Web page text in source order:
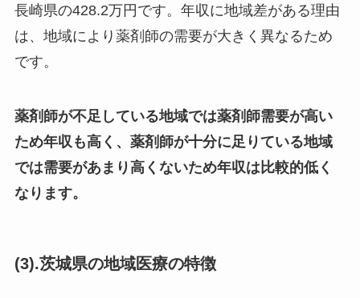
長崎県の428.2万円です。年収に地域差がある理由
は、地域により薬剤師の需要が大きく異なるため
です。
薬剤師が不足している地域では薬剤師需要が高い
ため年収も高く、薬剤師が十分に足りている地域
では需要があまり高くないため年収は比較的低く
なります。
(3).茨城県の地域医療の特徴